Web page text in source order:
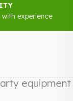
experience
equipment